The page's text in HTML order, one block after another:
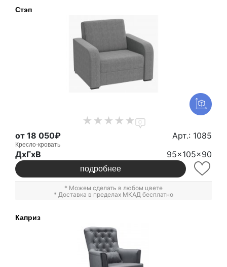
Стэп
0
от 18 050₽ Арт.: 1085
Кресло-кровать
ДxГxВ 95x105x90
подробнее
* Можем сделать в любом цвете
* Доставка в пределах МКАД бесплатно
Каприз